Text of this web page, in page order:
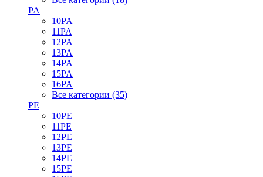
PA
10PA
11PA
12PA
13PA
14PA
15PA
16PA
Все категории (35)
PE
10PE
11PE
12PE
13PE
14PE
15PE